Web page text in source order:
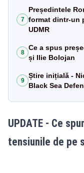
7
Președintele
format dintr-un
UDMR
8
Ce a spus
și Ilie Bolojan
9
Știre inițială -
Black Sea
UPDATE - Ce
tensiunile de pe